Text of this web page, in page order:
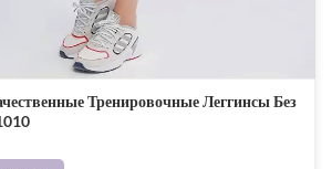
Тренировочные Леггинсы Без